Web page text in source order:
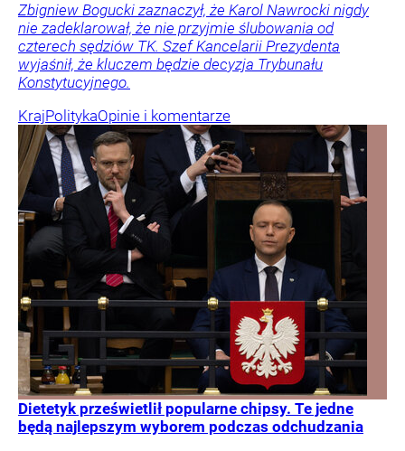
Zbigniew Bogucki zaznaczył, że Karol Nawrocki nigdy
nie zadeklarował, że nie przyjmie ślubowania od
czterech sędziów TK. Szef Kancelarii Prezydenta
wyjaśnił, że kluczem będzie decyzja Trybunału
Konstytucyjnego.
KrajPolitykaOpinie i komentarze
Dietetyk prześwietlił popularne chipsy. Te jedne
będą najlepszym wyborem podczas odchudzania